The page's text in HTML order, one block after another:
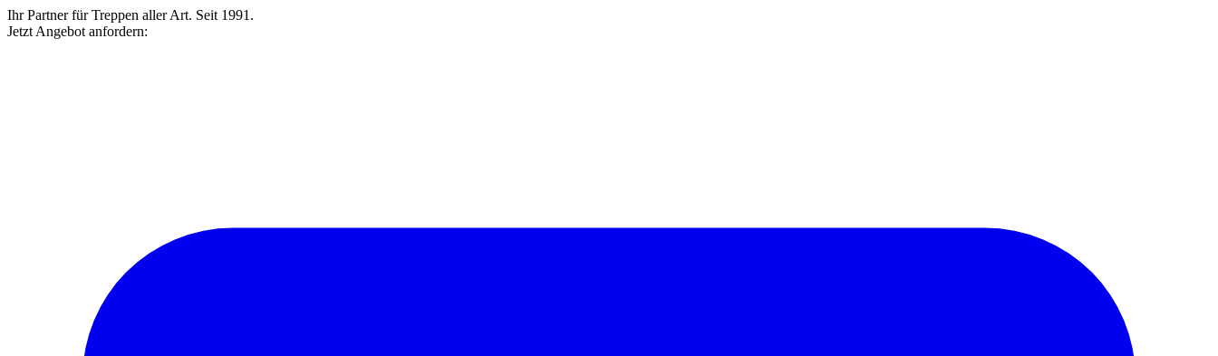
Ihr Partner für Treppen aller Art. Seit 1991.
Jetzt Angebot anfordern: